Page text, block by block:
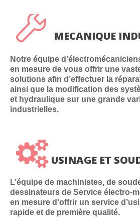
MECANIQUE
Notre équipe
en mesure de vous offrir une
solutions afin d’effectuer la
ainsi que la modification des
et hydraulique sur une grande
industrielles.
USINAGE ET
L’équipe de machinistes, de
dessinateurs de Service électro-
en mesure d’offrir un service
rapide et de première qualité.